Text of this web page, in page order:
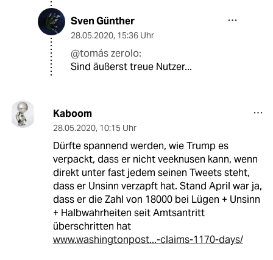
Sven Günther
28.05.2020, 15:36 Uhr
@tomás zerolo:
Sind äußerst treue Nutzer...
Kaboom
28.05.2020, 10:15 Uhr
Dürfte spannend werden, wie Trump es
verpackt, dass er nicht veeknusen kann, wenn
direkt unter fast jedem seinen Tweets steht,
dass er Unsinn verzapft hat. Stand April war ja,
dass er die Zahl von 18000 bei Lügen + Unsinn
+ Halbwahrheiten seit Amtsantritt
überschritten hat
www.washingtonpost...-claims-1170-days/